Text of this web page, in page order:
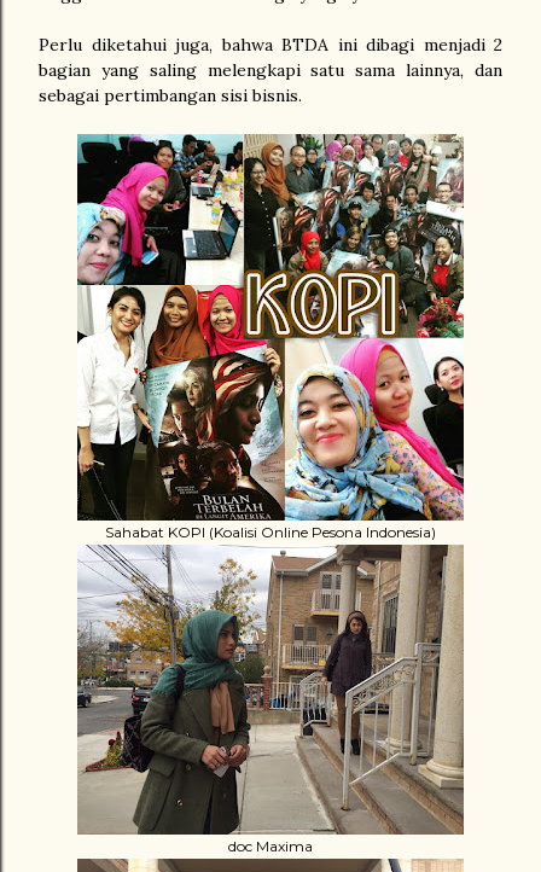
Perlu diketahui juga, bahwa BTDA ini dibagi menjadi 2
bagian yang saling melengkapi satu sama lainnya, dan
sebagai pertimbangan sisi bisnis.
Sahabat KOPI (Koalisi Online Pesona Indonesia)
doc Maxima